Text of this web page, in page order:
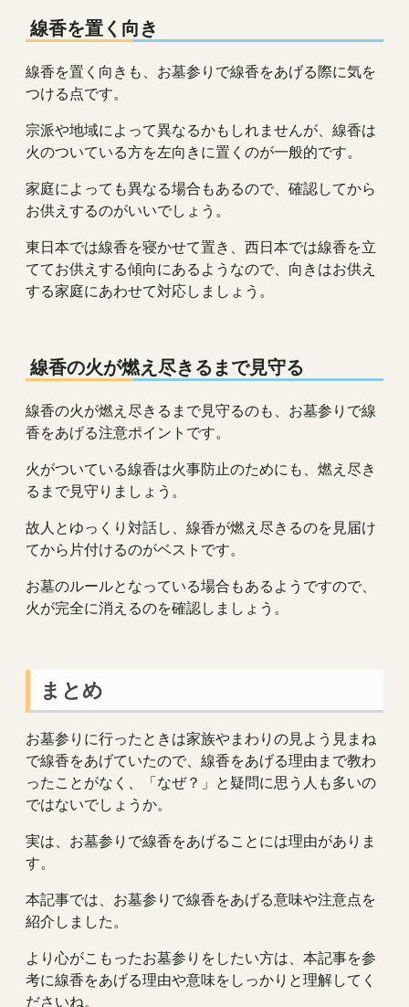
線香を置く向き
線香を置く向きも、お墓参りで線香をあげる際に気を
つける点です。
宗派や地域によって異なるかもしれませんが、線香は
火のついている方を左向きに置くのが一般的です。
家庭によっても異なる場合もあるので、確認してから
お供えするのがいいでしょう。
東日本では線香を寝かせて置き、西日本では線香を立
ててお供えする傾向にあるようなので、向きはお供え
する家庭にあわせて対応しましょう。
線香の火が燃え尽きるまで見守る
線香の火が燃え尽きるまで見守るのも、お墓参りで線
香をあげる注意ポイントです。
火がついている線香は火事防止のためにも、燃え尽き
るまで見守りましょう。
故人とゆっくり対話し、線香が燃え尽きるのを見届け
てから片付けるのがベストです。
お墓のルールとなっている場合もあるようですので、
火が完全に消えるのを確認しましょう。
まとめ
お墓参りに行ったときは家族やまわりの見よう見まね
で線香をあげていたので、線香をあげる理由まで教わ
ったことがなく、「なぜ？」と疑問に思う人も多いの
ではないでしょうか。
実は、お墓参りで線香をあげることには理由がありま
す。
本記事では、お墓参りで線香をあげる意味や注意点を
紹介しました。
より心がこもったお墓参りをしたい方は、本記事を参
考に線香をあげる理由や意味をしっかりと理解してく
ださいね。